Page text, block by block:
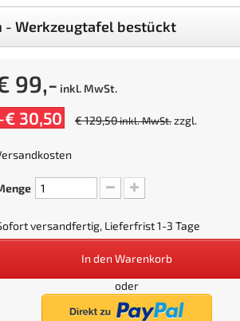
- Werkzeugtafel bestückt
99,- inkl. MwSt.
€ 30,50 € 129,50inkl. MwSt.zzgl.
versandfertig, Lieferfrist 1-3 Tage
In den Warenkorb
oder